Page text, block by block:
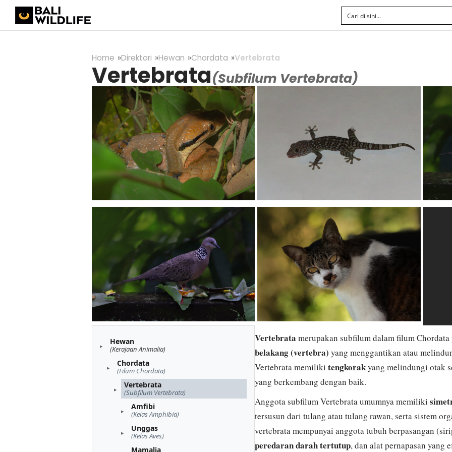
Home Direktori Hewan Chordata Vertebrata
Vertebrata(Subfilum Vertebrata)
Hewan
(Kerajaan Animalia)
Chordata
(Filum Chordata)
Vertebrata
(Subfilum Vertebrata)
Amfibi
(Kelas Amphibia)
Unggas
(Kelas Aves)
Mamalia
Vertebrata merupakan subfilum dalam filum
belakang (vertebra) yang menggantikan atau
Vertebrata memilikitengkorakyang melindungi otak
yang berkembang dengan baik.
Anggota subfilum Vertebrata umumnya memiliki
tersusun dari tulang atau tulang rawan, serta sistem
vertebrata mempunyai anggota tubuh berpasangan
peredaran darah tertutup, dan alat pernapasan yang